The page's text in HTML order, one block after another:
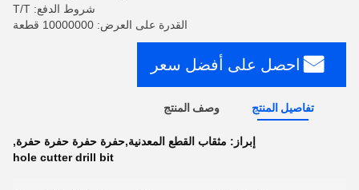
شروط الدفع: T/T
القدرة على العرض: 10000000 قطعة
احصل على أفضل سعر
تفاصيل المنتج وصف المنتج
إبراز: مثقاب القطع المعدنية,حفرة حفرة حفرة حفرة,
hole cutter drill bit